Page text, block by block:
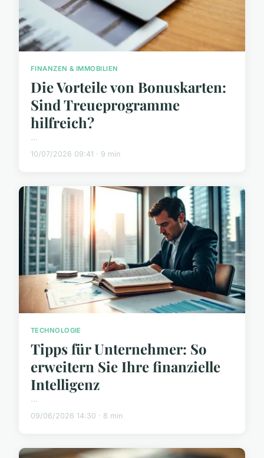
FINANZEN & IMMOBILIEN
Die Vorteile von Bonuskarten:
Sind Treueprogramme
hilfreich?
...
10/07/2026 09:41 · 9 min
TECHNOLOGIE
Tipps für Unternehmer: So
erweitern Sie Ihre finanzielle
Intelligenz
...
09/06/2026 14:30 · 8 min